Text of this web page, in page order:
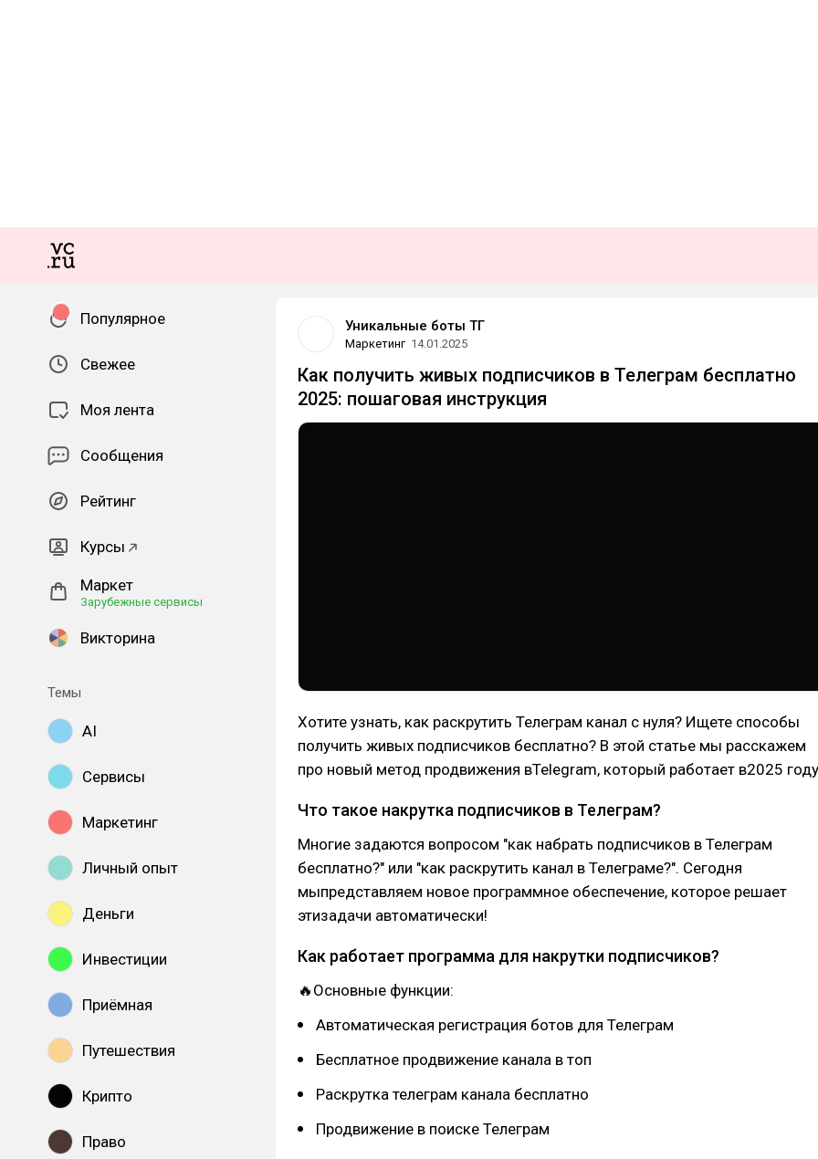
Популярное
Свежее
Моя лента
Сообщения
Рейтинг
Курсы
Маркет
Зарубежные сервисы
Викторина
Темы
AI
Сервисы
Маркетинг
Личный опыт
Деньги
Инвестиции
Приёмная
Путешествия
Крипто
Право
Уникальные боты ТГ
Маркетинг 14.01.2025
Как получить живых подписчиков в Телеграм бесплатно
2025: пошаговая инструкция
Хотите узнать, как раскрутить Телеграм канал с нуля? Ищете способы
получить живых подписчиков бесплатно? В этой статье мы расскажем
про новый метод продвижения вTelegram, который работает в2025
Что такое накрутка подписчиков в Телеграм?
Многие задаются вопросом "как набрать подписчиков в Телеграм
бесплатно?" или "как раскрутить канал в Телеграме?". Сегодня
мыпредставляем новое программное обеспечение, которое решает
этизадачи автоматически!
Как работает программа для накрутки подписчиков?
🔥Основные функции:
Автоматическая регистрация ботов для Телеграм
Бесплатное продвижение канала в топ
Раскрутка телеграм канала бесплатно
Продвижение в поиске Телеграм